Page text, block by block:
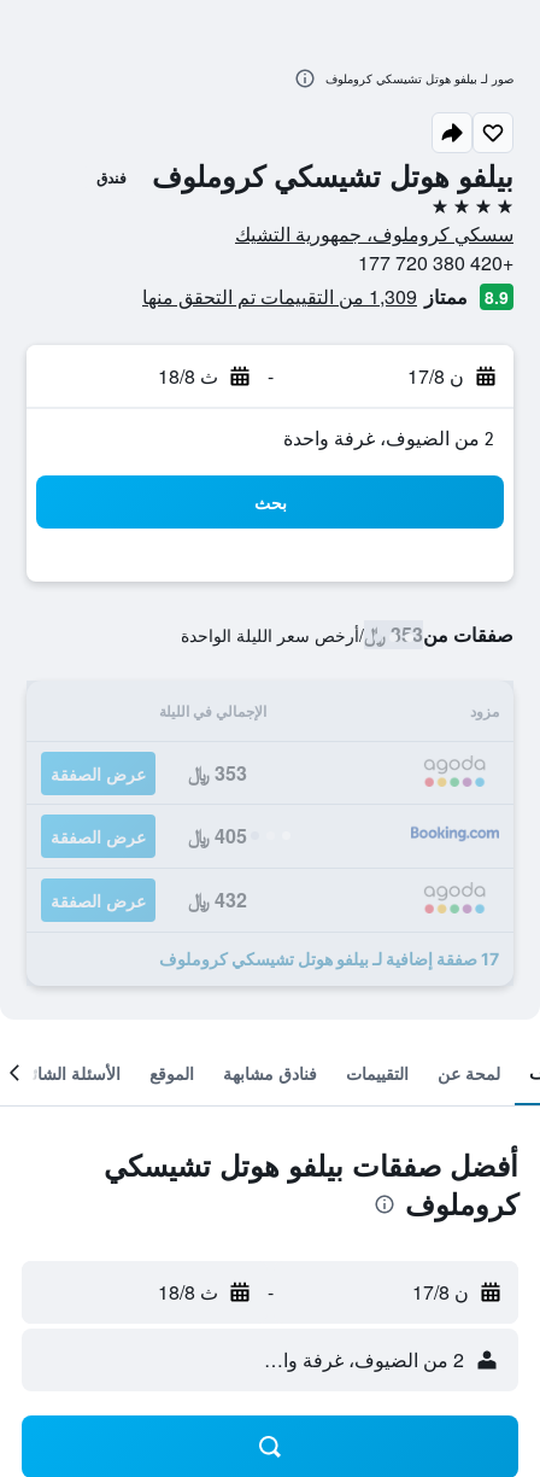
بيلفو هوتل تشيسكي كروملوف فندق
4 نجوم
سسكي كروملوف، جمهورية التشيك
+420 380 720 177
8.9 ممتاز 1,309 من التقييمات تم التحقق منها
ن 17/8 - ث 18/8
2 من الضيوف، غرفة واحدة
بحث
صفقات من353 ﷼ /أرخص سعر الليلة الواحدة
مزود الإجمالي في الليلة
353 ﷼ عرض الصفقة
405 ﷼ عرض الصفقة
432 ﷼ عرض الصفقة
17 صفقة إضافية لـ بيلفو هوتل تشيسكي كروملوف
صور لـ بيلفو هوتل تشيسكي كروملوف
لمحة عن التقييمات فنادق مشابهة الموقع الأسئلة الشائعة
أفضل صفقات بيلفو هوتل تشيسكي
كروملوف
ن 17/8 - ث 18/8
2 من الضيوف، غرفة واحدة